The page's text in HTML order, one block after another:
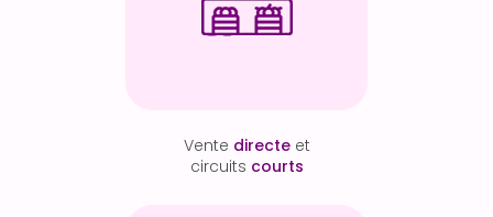
Vente directe et
circuits courts